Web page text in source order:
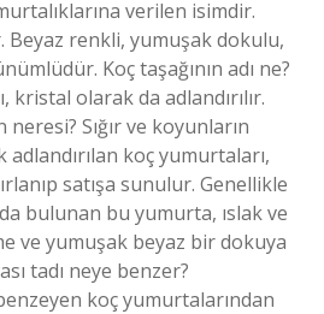
verilen isimdir.
Beyaz renkli, yumuşak dokulu,
Koç taşağının adı ne?
kristal olarak da adlandırılır.
Sığır ve koyunların
koç yumurtaları,
satışa sunulur. Genellikle
bulunan bu yumurta, ıslak ve
ve yumuşak beyaz bir dokuya
tadı neye benzer?
koç yumurtalarından